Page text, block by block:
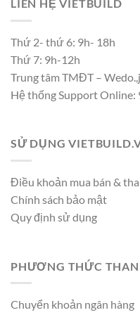
LIÊN HỆ VIETBUILD
Thứ 2- thứ 6: 9h- 18h
Thứ 7: 9h-12h
Trung tâm TMĐT –
Hệ thống Support Online:
SỬ DỤNG
Điều khoản mua bán &
Chính sách bảo mật
Quy định sử dụng
PHƯƠNG THỨC
Chuyển khoản ngân hàng